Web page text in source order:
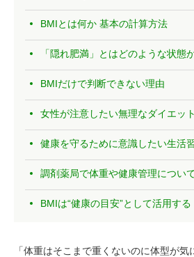
BMIとは何か 基本の計算方法
「隠れ肥満」とはどのような状態
BMIだけで判断できない理由
女性が注意したい無理なダイエット
健康を守るために意識したい生活
調剤薬局で体重や健康管理につい
BMIは“健康の目安”として活用する
「体重はそこまで重くないのに体型が